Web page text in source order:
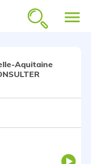
menu
Aquitaine